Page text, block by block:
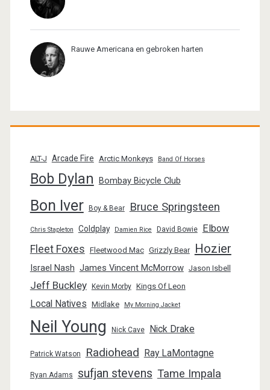
Rauwe Americana en gebroken harten
ALT-J Arcade Fire Arctic Monkeys Band Of Horses
Bob Dylan Bombay Bicycle Club
Bon Iver Boy & Bear Bruce Springsteen
Chris Stapleton Coldplay Damien Rice David Bowie Elbow
Fleet Foxes Fleetwood Mac Grizzly Bear Hozier
Israel Nash James Vincent McMorrow Jason Isbell
Jeff Buckley Kevin Morby Kings Of Leon
Local Natives Midlake My Morning Jacket
Neil Young Nick Cave Nick Drake
Patrick Watson Radiohead Ray LaMontagne
Ryan Adams sufjan stevens Tame Impala